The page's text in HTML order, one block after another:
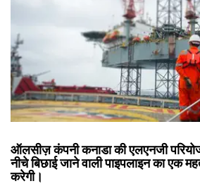
ऑलसीज़ कंपनी कनाडा की एलएनजी
नीचे बिछाई जाने वाली पाइपलाइन का एक
करेगी।